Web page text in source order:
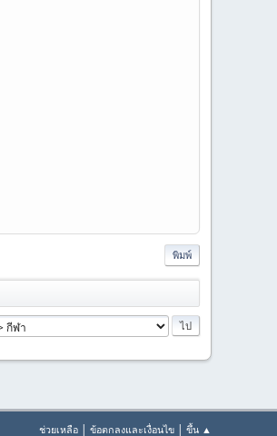
พิมพ์
ช่วยเหลือ | ข้อตกลงและเงื่อนไข | ขึ้น ▲